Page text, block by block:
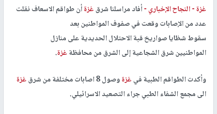
غزة -النجاح الإخباري -أفاد مراسلنا شرقغزةأن طواقم الاسعاف نقلت
عدد من الإصابات وقعت في صفوف المواطنين بعد
سقوط شظايا صواريخ قبة الاحتلال الحديدية على منازل
المواطنيين شرق الشجاعية إلى الشرق من محافظةغزة.
وأكدت الطواقم الطبية فيغزةوصول 8 اصابات مختلفة من شرق
غزة
الى مجمع الشفاء الطبي جراء التصعيد الاسرائيلي.